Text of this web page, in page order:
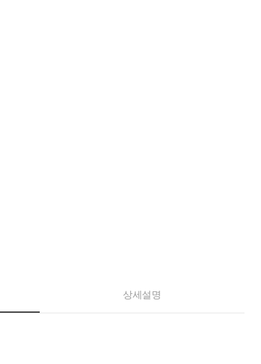
상세설명